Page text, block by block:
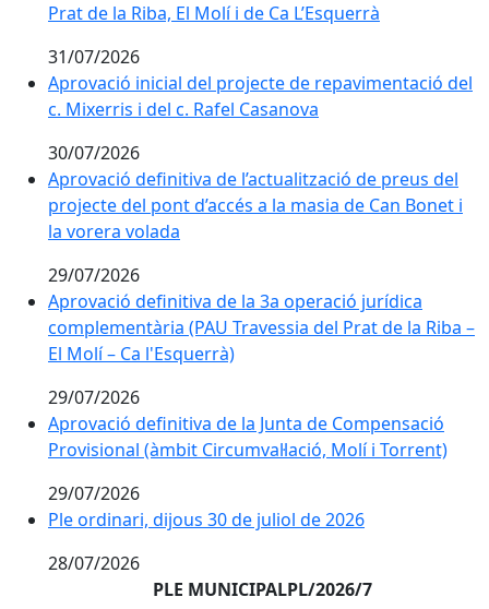
Prat de la Riba, El Molí i de Ca L’Esquerrà
31/07/2026
Aprovació inicial del projecte de repavimentació del
Aprovació inicial del projecte de repavimentació del
c. Mixerris i del c. Rafel Casanova
30/07/2026
Aprovació definitiva de l’actualització de preus del
Aprovació definitiva de l’actualització de preus del
projecte del pont d’accés a la masia de Can Bonet i
la vorera volada
29/07/2026
Aprovació definitiva de la 3a operació jurídica
Aprovació definitiva de la 3a operació jurídica
complementària (PAU Travessia del Prat de la Riba –
El Molí – Ca l'Esquerrà)
29/07/2026
Aprovació definitiva de la Junta de Compensació
Aprovació definitiva de la Junta de Compensació
Provisional (àmbit Circumval·lació, Molí i Torrent)
29/07/2026
Ple ordinari, dijous 30 de juliol de 2026
Ple ordinari, dijous 30 de juliol de 2026
28/07/2026
PLE MUNICIPALPL/2026/7